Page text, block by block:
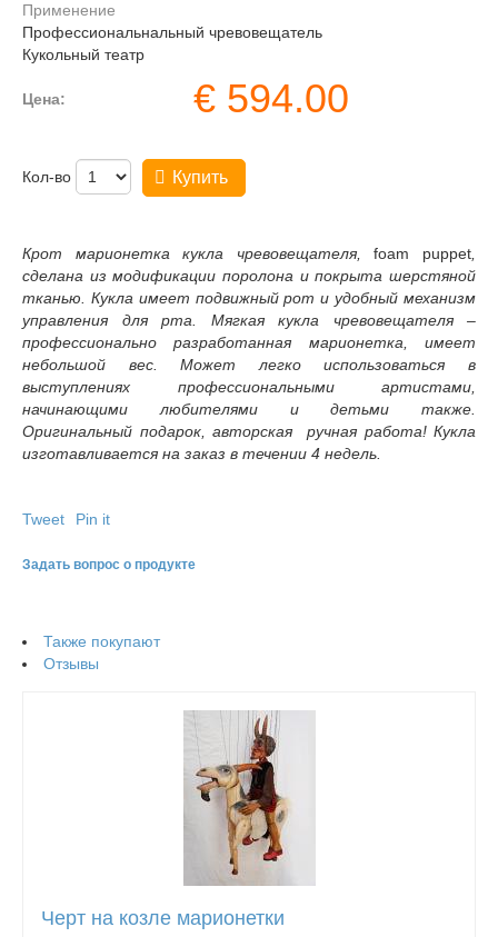
Применение
Профессиональнальный чревовещатель
Кукольный театр
Цена: € 594.00
Кол-во Купить
Крот марионетка кукла чревовещателя,foam puppet
сделана из модификации поролона и покрыта шерстяной
тканью. Кукла имеет подвижный рот и удобный механизм
управления для рта. Мягкая кукла чревовещателя–
профессионально разработанная марионетка, имеет
небольшой вес. Может легко использоваться в
выступлениях профессиональными артистами,
начинающими любителями и детьми также.
Оригинальный подарок, авторская ручная работа! Кукла
изготавливается на заказ в течении 4 недель.
Tweet Pin it
Задать вопрос о продукте
Также покупают
Отзывы
Черт на козле марионетки